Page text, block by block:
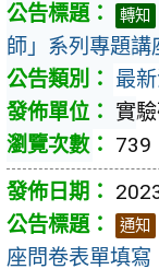
轉知
師」系列專題講
最
實
739
通知
座問卷表單填寫